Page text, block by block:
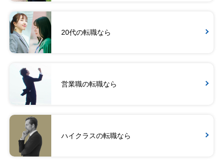
20代の転職なら
営業職の転職なら
ハイクラスの転職なら